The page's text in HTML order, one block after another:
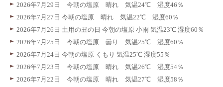
2026年7月29日 今朝の塩原 晴れ 気温24℃ 湿度46％
2026年7月27日 今朝の塩原 晴れ 気温22℃ 湿度60％
2026年7月26日 土用の丑の日 今朝の塩原 小雨 気温23℃ 湿度60％
2026年7月25日 今朝の塩原 曇り 気温25℃ 湿度60％
2026年7月24日 今朝の塩原 くもり 気温25℃ 湿度55％
2026年7月23日 今朝の塩原 晴れ 気温26℃ 湿度54％
2026年7月22日 今朝の塩原 晴れ 気温27℃ 湿度58％